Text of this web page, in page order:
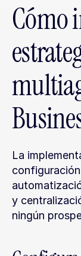
Cómo
La
y
ningún